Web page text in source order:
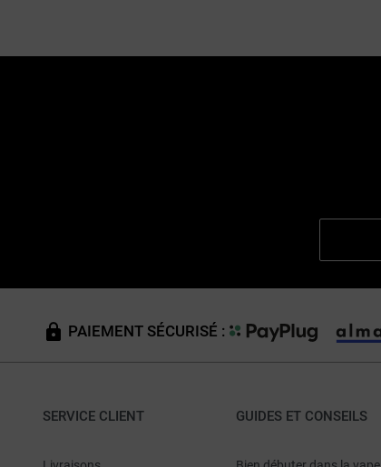
PAIEMENT SÉCURISÉ :
SERVICE CLIENT GUIDES ET CONSEILS